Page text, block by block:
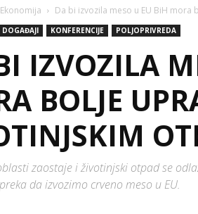
Ekonomija Da bi izvozila meso u EU BiH
DOGAĐAJI KONFERENCIJE POLJOPRIVREDA
IZVOZILA
BOLJE
zaostaje i životinjski otpad se
da izvozimo crveno meso u EU.